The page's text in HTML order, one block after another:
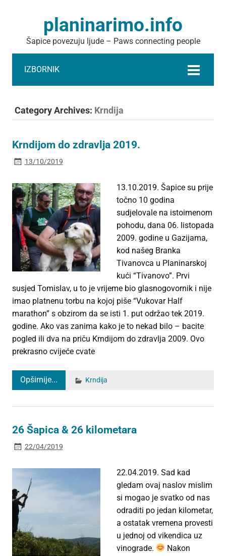
planinarimo.info
Šapice povezuju ljude – Paws connecting people
IZBORNIK
Category Archives: Krndija
Krndijom do zdravlja 2019.
13/10/2019
13.10.2019. Šapice su prije
točno 10 godina
sudjelovale na istoimenom
pohodu, dana 06. listopada
2009. godine u Gazijama,
kod našeg Branka
Tivanovca u Planinarskoj
kući “Tivanovo”. Prvi
susjed Tomislav, u to je vrijeme bio glasnogovornik i nije
imao platnenu torbu na kojoj piše “Vukovar Half
marathon” s obzirom da se isti 1. put održao tek 2019.
godine. Ako vas zanima kako je to nekad bilo – bacite
pogled ili dva na priču Krndijom do zdravlja 2009. Ovo
prekrasno cvijeće cvate
Opširnije... Krndija
26 Šapica & 26 kilometara
22/04/2019
22.04.2019. Sad kad
gledam ovaj naslov mislim
si mogao je svatko od nas
odraditi po jedan kilometar,
a ostatak vremena provesti
u jednoj od vikendica uz
vinograde.
Nakon